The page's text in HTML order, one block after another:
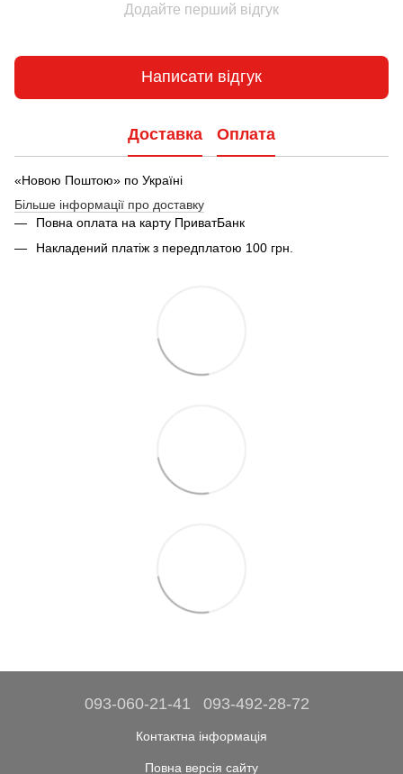
Додайте перший відгук
Написати відгук
Доставка Оплата
«Новою Поштою» по Україні
Більше інформації про доставку
Повна оплата на карту ПриватБанк
Накладений платіж з передплатою 100 грн.
093-060-21-41 093-492-28-72
Контактна інформація
Повна версія сайту